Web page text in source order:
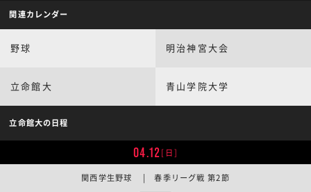
関連カレンダー
野球 明治神宮大会
立命館大 青山学院大学
立命館大の日程
04.12[日]
関西学生野球 | 春季リーグ戦 第2節